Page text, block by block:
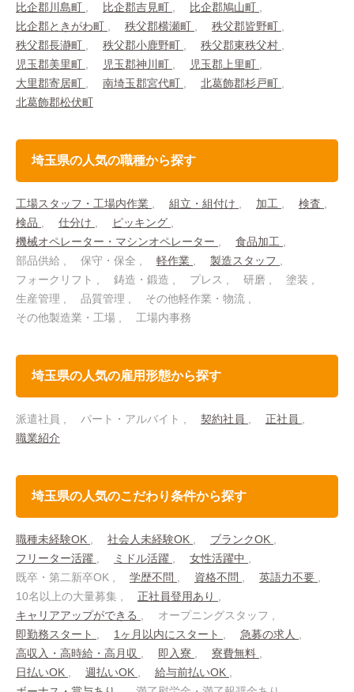
比企郡川島町
比企郡吉見町
比企郡鳩山町
比企郡ときがわ町
秩父郡横瀬町
秩父郡皆野町
秩父郡長瀞町
秩父郡小鹿野町
秩父郡東秩父村
児玉郡美里町
児玉郡神川町
児玉郡上里町
大里郡寄居町
南埼玉郡宮代町
北葛飾郡杉戸町
北葛飾郡松伏町
埼玉県の人気の職種から探す
工場スタッフ・工場内作業 組立・組付け 加工
検査
検品
仕分け
ピッキング
機械オペレーター・マシンオペレーター
食品加工
部品供給
保守・保全 軽作業
製造スタッフ
フォークリフト
鋳造・鍛造 プレス 研磨
塗装
生産管理
品質管理
その他軽作業・物流
その他製造業・工場
工場内事務
埼玉県の人気の雇用形態から探す
派遣社員 パート・アルバイト 契約社員
正社員
職業紹介
埼玉県の人気のこだわり条件から探す
職種未経験OK 社会人未経験OK
ブランクOK
フリーター活躍
ミドル活躍
女性活躍中
既卒・第二新卒OK
学歴不問 資格不問
英語力不要
10名以上の大量募集
正社員登用あり
キャリアアップができる
オープニングスタッフ
即勤務スタート
1ヶ月以内にスタート
急募の求人
高収入・高時給・高月収
即入寮
寮費無料
日払いOK
週払いOK
給与前払いOK